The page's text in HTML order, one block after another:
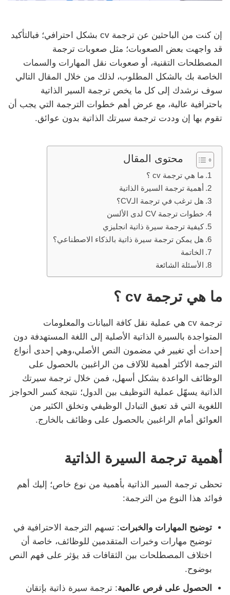
إن كنت من الباحثين عن ترجمة cv بشكل احترافي؛ فبالتأكيد
قد واجهت بعض الصعوبات؛ مثل صعوبات ترجمة
المصطلحات التقنية، أو صعوبات نقل المهارات والسمات
الخاصة بك بالشكل المطلوب، لذلك من خلال المقال التالي
سوف نرشدك إلى كل ما يخص ترجمة السير الذاتية
باحترافية عالية، مع عرض أهم خطوات الترجمة التي يجب أن
تقوم بها إن وددت ترجمة سيرتك الذاتية بدون عوائق.
محتوى المقال
ما هي ترجمة cv ؟
أهمية ترجمة السيرة الذاتية
هل ترغب في ترجمة الـCV؟
خطوات ترجمة CV لدى الألسن
كيفية ترجمة سيرة ذاتية انجليزي
هل يمكن ترجمة سيرة ذاتية بالذكاء الاصطناعي؟
الخاتمة
الأسئلة الشائعة
ما هي ترجمة cv ؟
ترجمة cv هي عملية نقل كافة البيانات والمعلومات
المتواجدة بالسيرة الذاتية الأصلية إلى اللغة المستهدفة دون
إحداث أي تغيير في مضمون النص الأصلي،وهي إحدى أنواع
الترجمة الأكثر أهمية للآلاف من الراغبين بالحصول على
الوظائف الواعدة بشكل أسهل، فمن خلال ترجمة سيرتك
الذاتية يسهّل عملية التوظيف بين الدول؛ نتيجة كسر الحواجز
اللغوية التي قد تعيق التبادل الوظيفي وتخلق الكثير من
العوائق أمام الراغبين بالحصول على وظائف بالخارج.
أهمية ترجمة السيرة الذاتية
تحظى ترجمة السير الذاتية بأهمية من نوع خاص؛ إليك أهم
فوائد هذا النوع من الترجمة:
توضيح المهارات والخبرات: تسهم الترجمة الاحترافية في
توضيح مهارات وخبرات المتقدمين للوظائف، خاصة أن
اختلاف المصطلحات بين الثقافات قد يؤثر على فهم النص
بوضوح.
الحصول على فرص عالمية: ترجمة سيرة ذاتية بإتقان